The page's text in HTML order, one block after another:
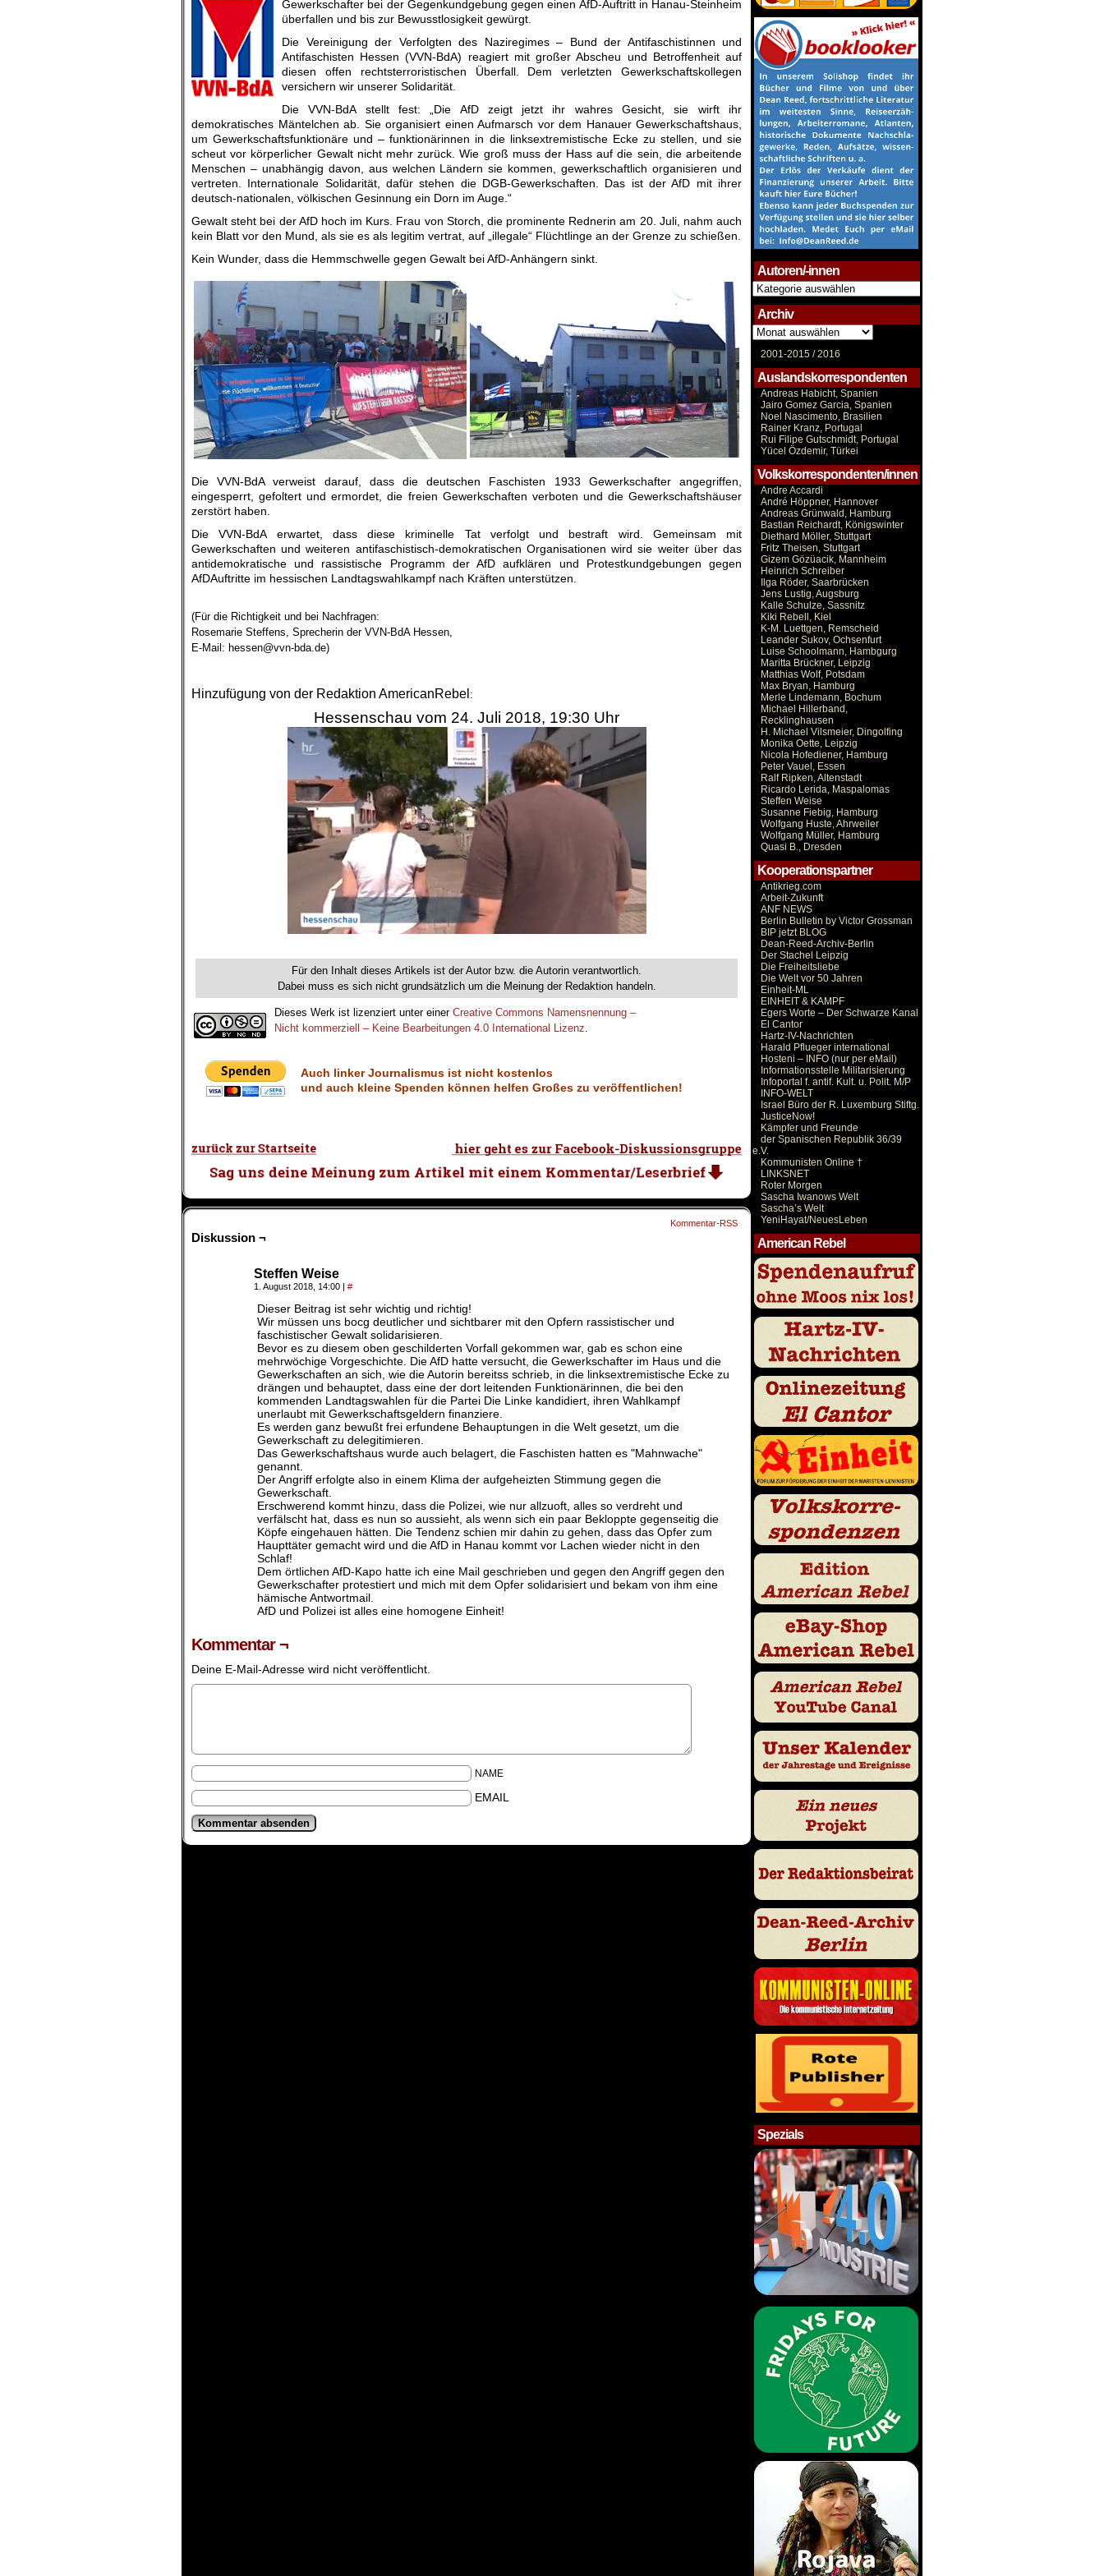
Gewerkschafter bei der Gegenkundgebung gegen einen AfD-Auftritt in Hanau-Steinheim
überfallen und bis zur Bewusstlosigkeit gewürgt.
Die Vereinigung der Verfolgten des Naziregimes – Bund der Antifaschistinnen und
Antifaschisten Hessen (VVN-BdA) reagiert mit großer Abscheu und Betroffenheit auf
diesen offen rechtsterroristischen Überfall. Dem verletzten Gewerkschaftskollegen
versichern wir unserer Solidarität.
Die VVN-BdA stellt fest: „Die AfD zeigt jetzt ihr wahres Gesicht, sie wirft ihr
demokratisches Mäntelchen ab. Sie organisiert einen Aufmarsch vor dem Hanauer Gewerkschaftshaus,
um Gewerkschaftsfunktionäre und – funktionärinnen in die linksextremistische Ecke zu stellen, und sie
scheut vor körperlicher Gewalt nicht mehr zurück. Wie groß muss der Hass auf die sein, die arbeitende
Menschen – unabhängig davon, aus welchen Ländern sie kommen, gewerkschaftlich organisieren und
vertreten. Internationale Solidarität, dafür stehen die DGB-Gewerkschaften. Das ist der AfD mit ihrer
deutsch-nationalen, völkischen Gesinnung ein Dorn im Auge.“
Gewalt steht bei der AfD hoch im Kurs. Frau von Storch, die prominente Rednerin am 20. Juli, nahm auch
kein Blatt vor den Mund, als sie es als legitim vertrat, auf „illegale“ Flüchtlinge an der Grenze zu schießen.
Kein Wunder, dass die Hemmschwelle gegen Gewalt bei AfD-Anhängern sinkt.
Die VVN-BdA verweist darauf, dass die deutschen Faschisten 1933 Gewerkschafter angegriffen,
eingesperrt, gefoltert und ermordet, die freien Gewerkschaften verboten und die Gewerkschaftshäuser
zerstört haben.
Die VVN-BdA erwartet, dass diese kriminelle Tat verfolgt und bestraft wird. Gemeinsam mit
Gewerkschaften und weiteren antifaschistisch-demokratischen Organisationen wird sie weiter über das
antidemokratische und rassistische Programm der AfD aufklären und Protestkundgebungen gegen
AfDAuftritte im hessischen Landtagswahlkampf nach Kräften unterstützen.
(Für die Richtigkeit und bei Nachfragen:
Rosemarie Steffens, Sprecherin der VVN-BdA Hessen,
E-Mail: hessen@vvn-bda.de)
Hinzufügung von der Redaktion AmericanRebel :
Hessenschau vom 24. Juli 2018, 19:30 Uhr
Für den Inhalt dieses Artikels ist der Autor bzw. die Autorin verantwortlich.
Dabei muss es sich nicht grundsätzlich um die Meinung der Redaktion handeln.
Dieses Werk ist lizenziert unter einer Creative Commons Namensnennung –
Nicht kommerziell – Keine Bearbeitungen 4.0 International Lizenz.
Auch linker Journalismus ist nicht kostenlos
und auch kleine Spenden können helfen Großes zu veröffentlichen!
Kommentar-RSS
Diskussion ¬
Steffen Weise
1. August 2018, 14:00 | #
Dieser Beitrag ist sehr wichtig und richtig!
Wir müssen uns bocg deutlicher und sichtbarer mit den Opfern rassistischer und
faschistischer Gewalt solidarisieren.
Bevor es zu diesem oben geschilderten Vorfall gekommen war, gab es schon eine
mehrwöchige Vorgeschichte. Die AfD hatte versucht, die Gewerkschafter im Haus und die
Gewerkschaften an sich, wie die Autorin bereitss schrieb, in die linksextremistische Ecke zu
drängen und behauptet, dass eine der dort leitenden Funktionärinnen, die bei den
kommenden Landtagswahlen für die Partei Die Linke kandidiert, ihren Wahlkampf
unerlaubt mit Gewerkschaftsgeldern finanziere.
Es werden ganz bewußt frei erfundene Behauptungen in die Welt gesetzt, um die
Gewerkschaft zu delegitimieren.
Das Gewerkschaftshaus wurde auch belagert, die Faschisten hatten es "Mahnwache"
genannt.
Der Angriff erfolgte also in einem Klima der aufgeheizten Stimmung gegen die
Gewerkschaft.
Erschwerend kommt hinzu, dass die Polizei, wie nur allzuoft, alles so verdreht und
verfälscht hat, dass es nun so aussieht, als wenn sich ein paar Bekloppte gegenseitig die
Köpfe eingehauen hätten. Die Tendenz schien mir dahin zu gehen, dass das Opfer zum
Haupttäter gemacht wird und die AfD in Hanau kommt vor Lachen wieder nicht in den
Schlaf!
Dem örtlichen AfD-Kapo hatte ich eine Mail geschrieben und gegen den Angriff gegen den
Gewerkschafter protestiert und mich mit dem Opfer solidarisiert und bekam von ihm eine
hämische Antwortmail.
AfD und Polizei ist alles eine homogene Einheit!
Kommentar ¬
Deine E-Mail-Adresse wird nicht veröffentlicht.
NAME
EMAIL
Autoren/-innen
Autoren/-
innen
Archiv
Archiv
2001-2015 /2016
Auslandskorrespondenten
Andreas Habicht, Spanien
Jairo Gomez Garcia, Spanien
Noel Nascimento, Brasilien
Rainer Kranz, Portugal
Rui Filipe Gutschmidt, Portugal
Yücel Özdemir, Türkei
Volkskorrespondenten/innen
Andre Accardi
André Höppner, Hannover
Andreas Grünwald, Hamburg
Bastian Reichardt, Königswinter
Diethard Möller, Stuttgart
Fritz Theisen, Stuttgart
Gizem Gözüacik, Mannheim
Heinrich Schreiber
Ilga Röder, Saarbrücken
Jens Lustig, Augsburg
Kalle Schulze, Sassnitz
Kiki Rebell, Kiel
K-M. Luettgen, Remscheid
Leander Sukov, Ochsenfurt
Luise Schoolmann, Hambgurg
Maritta Brückner, Leipzig
Matthias Wolf, Potsdam
Max Bryan, Hamburg
Merle Lindemann, Bochum
Michael Hillerband,
Recklinghausen
H. Michael Vilsmeier, Dingolfing
Monika Oette, Leipzig
Nicola Hofediener, Hamburg
Peter Vauel, Essen
Ralf Ripken, Altenstadt
Ricardo Lerida, Maspalomas
Steffen Weise
Susanne Fiebig, Hamburg
Wolfgang Huste, Ahrweiler
Wolfgang Müller, Hamburg
Quasi B., Dresden
Kooperationspartner
Antikrieg.com
Arbeit-Zukunft
ANF NEWS
Berlin Bulletin by Victor Grossman
BIP jetzt BLOG
Dean-Reed-Archiv-Berlin
Der Stachel Leipzig
Die Freiheitsliebe
Die Welt vor 50 Jahren
Einheit-ML
EINHEIT & KAMPF
Egers Worte – Der Schwarze Kanal
El Cantor
Hartz-IV-Nachrichten
Harald Pflueger international
Hosteni – INFO (nur per eMail)
Informationsstelle Militarisierung
Infoportal f. antif. Kult. u. Polit. M/P
INFO-WELT
Israel Büro der R. Luxemburg Stiftg.
JusticeNow!
Kämpfer und Freunde
der Spanischen Republik 36/39
e.V.
Kommunisten Online †
LINKSNET
Roter Morgen
Sascha Iwanows Welt
Sascha’s Welt
YeniHayat/NeuesLeben
American Rebel
Spezials